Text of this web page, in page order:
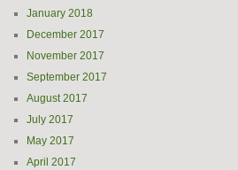
January 2018
December 2017
November 2017
September 2017
August 2017
July 2017
May 2017
April 2017